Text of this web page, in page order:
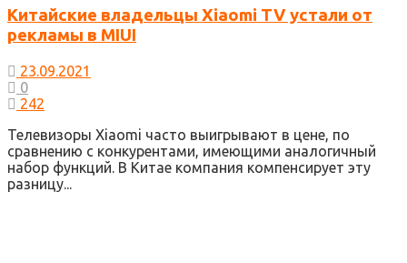
Китайские владельцы Xiaomi TV устали от
рекламы в MIUI
23.09.2021
0
242
Телевизоры Xiaomi часто выигрывают в цене, по
сравнению с конкурентами, имеющими аналогичный
набор функций. В Китае компания компенсирует эту
разницу...